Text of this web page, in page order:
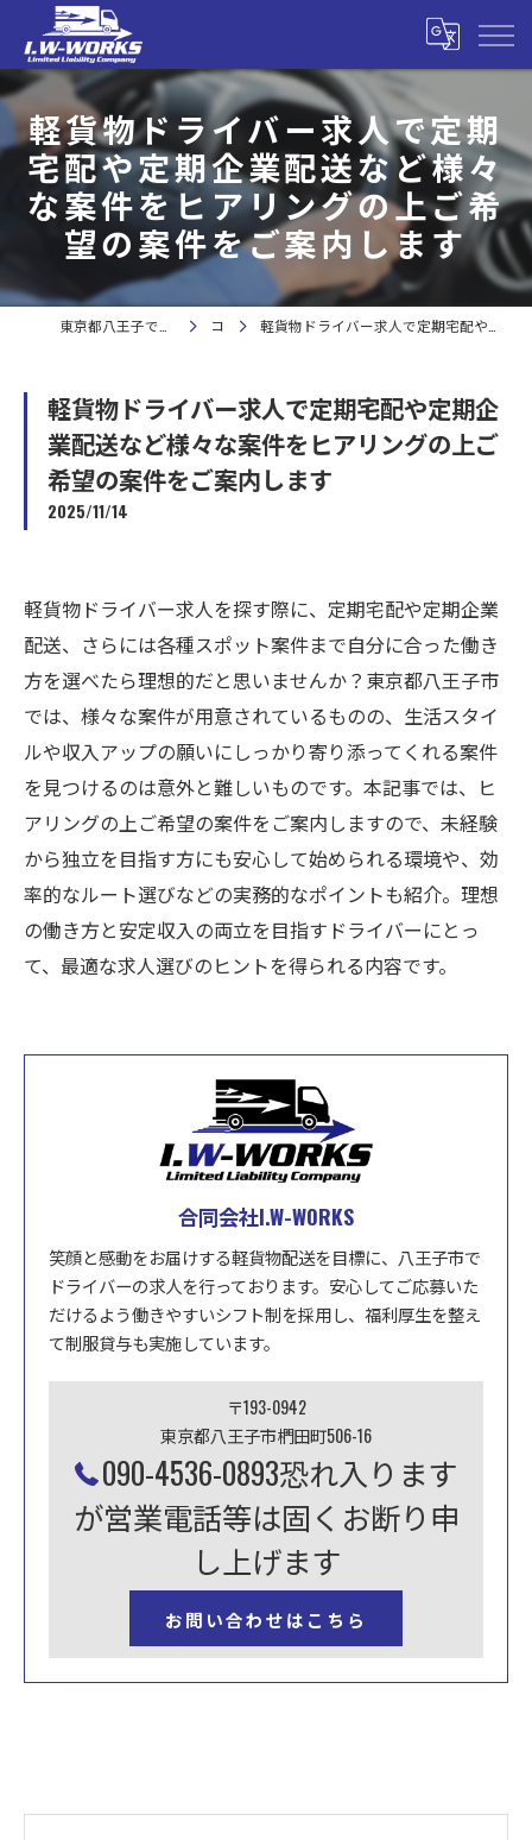
軽貨物ドライバー求人で定期
宅配や定期企業配送など様々
な案件をヒアリングの上ご希
望の案件をご案内します
コラム 軽貨物ドライバー求人で定期宅配や定期企業配送など様々な案件をヒアリングの上ご希望の案件をご案内します
軽貨物ドライバー求人で定期宅配や定期企
業配送など様々な案件をヒアリングの上ご
希望の案件をご案内します
2025/11/14
軽貨物ドライバー求人を探す際に、定期宅配や定期企業
配送、さらには各種スポット案件まで自分に合った働き
方を選べたら理想的だと思いませんか？東京都八王子市
では、様々な案件が用意されているものの、生活スタイ
ルや収入アップの願いにしっかり寄り添ってくれる案件
を見つけるのは意外と難しいものです。本記事では、ヒ
アリングの上ご希望の案件をご案内しますので、未経験
から独立を目指す方にも安心して始められる環境や、効
率的なルート選びなどの実務的なポイントも紹介。理想
の働き方と安定収入の両立を目指すドライバーにとっ
て、最適な求人選びのヒントを得られる内容です。
合同会社I.W-WORKS
笑顔と感動をお届けする軽貨物配送を目標に、八王子市で
ドライバーの求人を行っております。安心してご応募いた
だけるよう働きやすいシフト制を採用し、福利厚生を整え
て制服貸与も実施しています。
〒193-0942
東京都八王子市椚田町506-16
090-4536-0893恐れ入ります
が営業電話等は固くお断り申
し上げます
お問い合わせはこちら